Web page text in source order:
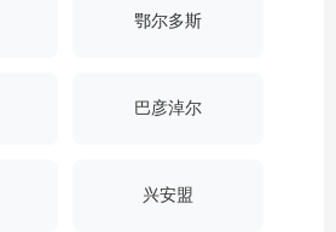
鄂尔多斯
巴彦淖尔
兴安盟